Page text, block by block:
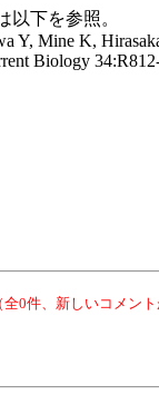
以下を参照。
Y, Mine K,
Biology
全0件、新しいコメント